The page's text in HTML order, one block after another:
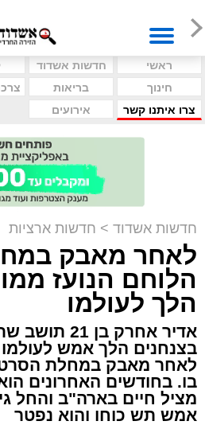
ראשי חדשות אשדוד
חינוך
בריאות
צרו איתנו קשר
אירועים
חדשות אשדוד > חדשות ארציות
לאחר מאבק
הלוחם הנועז
הלך לעולמו
אדיר אחרק בן
לאחר מאבק במחלת
בו. בחודשים האחרונים
מציל חיים בארה"ב והחל
אמש תש כוחו והוא נפטר